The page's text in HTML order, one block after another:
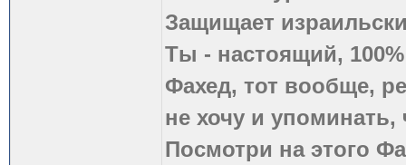
Защищает
Ты - настоящий,
Фахед, тот вообще,
не хочу и
Посмотри на этого